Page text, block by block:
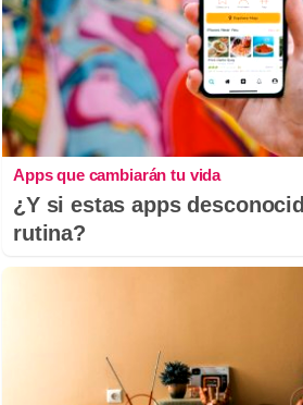
Apps que cambiarán tu vida
¿Y si estas apps
rutina?